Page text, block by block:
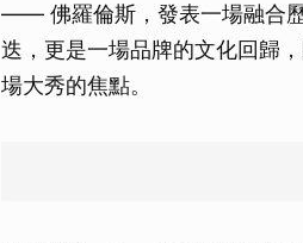
—— 佛羅倫斯，發表一場融合
迭，更是一場品牌的文化回歸
場大秀的焦點。